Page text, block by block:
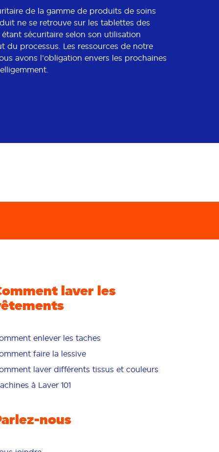
de la gamme de produits de soins
ne se retrouve sur les tablettes des
sécuritaire selon son utilisation
du processus. Les ressources de notre
avons l’obligation envers les prochaines
laver les
enlever les taches
faire la lessive
laver différents tissus et couleurs
à Laver 101
nous